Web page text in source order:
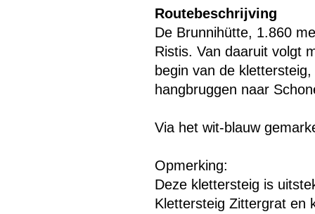
Routebeschrijving
De Brunnihütte, 1.860
Ristis. Van daaruit volgt
begin van de
hangbruggen naar
Via het wit-blauw
Opmerking:
Deze klettersteig is
Klettersteig Zittergrat en